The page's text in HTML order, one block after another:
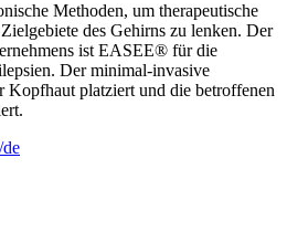
Methoden, um therapeutische
des Gehirns zu lenken. Der
ist EASEE® für die
Der minimal-invasive
platziert und die betroffenen